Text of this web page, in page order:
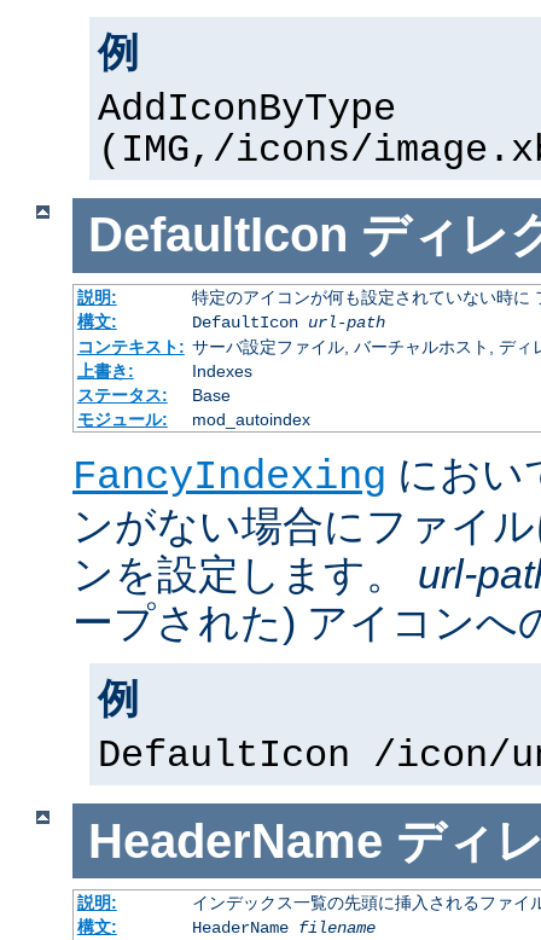
例
AddIconByType
(IMG,/icons/
DefaultIcon ディレ
説明:
特定のアイコンが何も設定されていない時に
構文:
DefaultIcon url-path
コンテキスト: サーバ設定ファイル, バーチャルホスト, ディ
上書き:
Indexes
ステータス:
Base
モジュール:
mod_autoindex
FancyIndexing におい
ンがない場合にファイ
ンを設定します。 url-
ープされた) アイコンへ
例
DefaultIcon /icon/
HeaderName ディ
説明:
インデックス一覧の先頭に挿入されるファイ
構文:
HeaderName filename